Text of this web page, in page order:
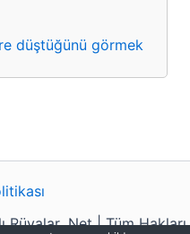
düştüğünü görmek
.Net | Tüm Hakları